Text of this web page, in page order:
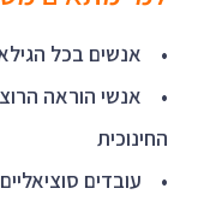
• אנשים בכל
• אנשי הוראה
החינוכית
• עובדים